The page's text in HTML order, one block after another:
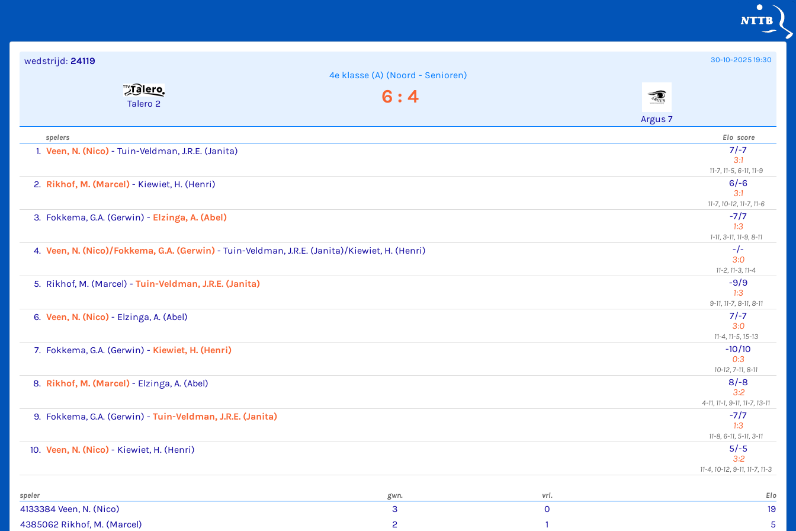
wedstrijd: 24119 30-10-2025 19:30
4e klasse (A) (Noord - Senioren)
Talero 2 6 : 4
Argus 7
spelers Elo score
1. Veen, N. (Nico) - Tuin-Veldman, J.R.E. (Janita)
7/-7
3:1
11-7, 11-5, 6-11, 11-9
2. Rikhof, M. (Marcel) - Kiewiet, H. (Henri)
6/-6
3:1
11-7, 10-12, 11-7, 11-6
3. Fokkema, G.A. (Gerwin) - Elzinga, A. (Abel)
-7/7
1:3
1-11, 3-11, 11-9, 8-11
4. Veen, N. (Nico)/Fokkema, G.A. (Gerwin) - Tuin-Veldman, J.R.E. (Janita)/Kiewiet, H. (Henri)
-/-
3:0
11-2, 11-3, 11-4
5. Rikhof, M. (Marcel) - Tuin-Veldman, J.R.E. (Janita)
-9/9
1:3
9-11, 11-7, 8-11, 8-11
6. Veen, N. (Nico) - Elzinga, A. (Abel)
7/-7
3:0
11-4, 11-5, 15-13
7. Fokkema, G.A. (Gerwin) - Kiewiet, H. (Henri)
-10/10
0:3
10-12, 7-11, 8-11
8. Rikhof, M. (Marcel) - Elzinga, A. (Abel)
8/-8
3:2
4-11, 11-1, 9-11, 11-7, 13-11
9. Fokkema, G.A. (Gerwin) - Tuin-Veldman, J.R.E. (Janita)
-7/7
1:3
11-8, 6-11, 5-11, 3-11
10. Veen, N. (Nico) - Kiewiet, H. (Henri)
5/-5
3:2
11-4, 10-12, 9-11, 11-7, 11-3
speler gwn. vrl. Elo
4133384 Veen, N. (Nico) 3 0
19
4385062 Rikhof, M. (Marcel)
2 1 5